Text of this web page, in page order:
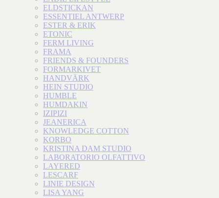
ELDSTICKAN
ESSENTIEL ANTWERP
ESTER & ERIK
ETONIC
FERM LIVING
FRAMA
FRIENDS & FOUNDERS
FORMARKIVET
HANDVÄRK
HEIN STUDIO
HUMBLE
HUMDAKIN
IZIPIZI
JEANERICA
KNOWLEDGE COTTON
KORBO
KRISTINA DAM STUDIO
LABORATORIO OLFATTIVO
LAYERED
LESCARF
LINIE DESIGN
LISA YANG